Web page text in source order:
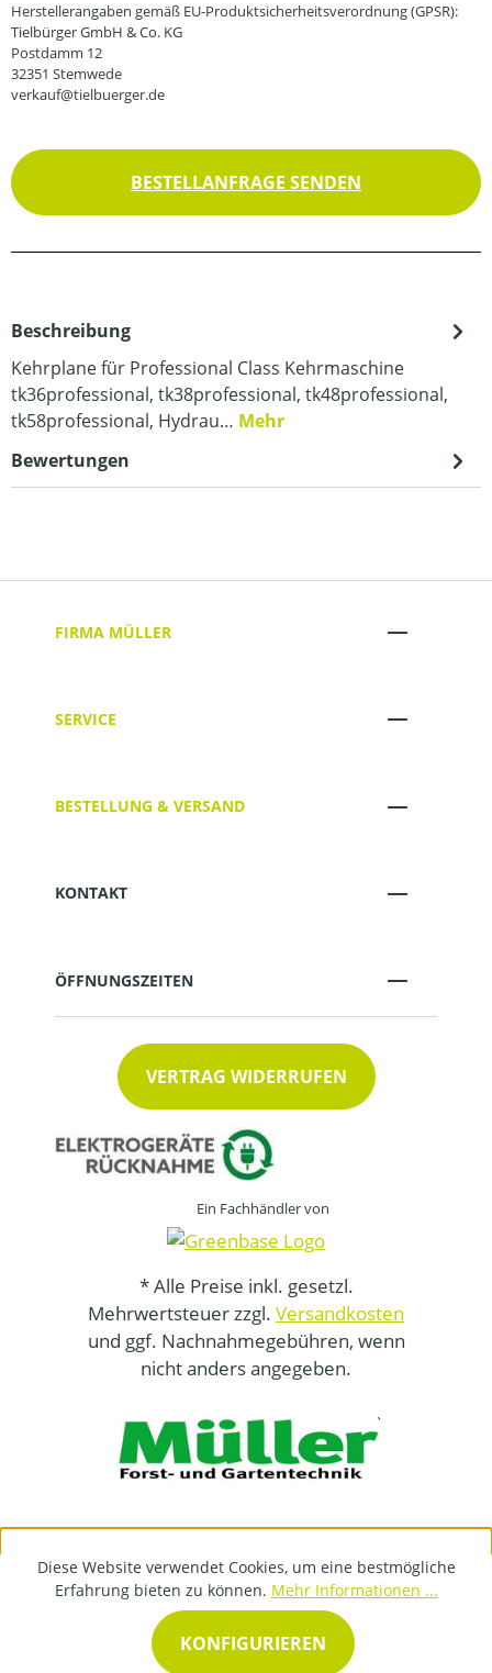
Herstellerangaben gemäß EU-Produktsicherheitsverordnung (GPSR):
Tielbürger GmbH & Co. KG
Postdamm 12
32351 Stemwede
verkauf@tielbuerger.de
BESTELLANFRAGE SENDEN
Beschreibung
Kehrplane für Professional Class Kehrmaschine
tk36professional, tk38professional, tk48professional,
tk58professional, Hydrau… Mehr
Bewertungen
FIRMA MÜLLER
SERVICE
BESTELLUNG & VERSAND
KONTAKT
ÖFFNUNGSZEITEN
VERTRAG WIDERRUFEN
Ein Fachhändler von
* Alle Preise inkl. gesetzl.
Mehrwertsteuer zzgl. Versandkosten
und ggf. Nachnahmegebühren, wenn
nicht anders angegeben.
Diese Website verwendet Cookies, um eine bestmögliche
Erfahrung bieten zu können. Mehr Informationen ...
KONFIGURIEREN